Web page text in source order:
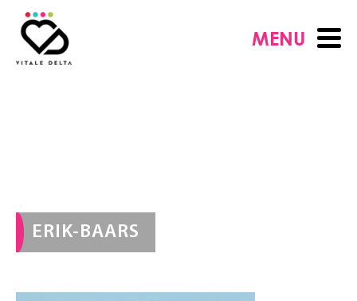
MENU
ERIK-BAARS